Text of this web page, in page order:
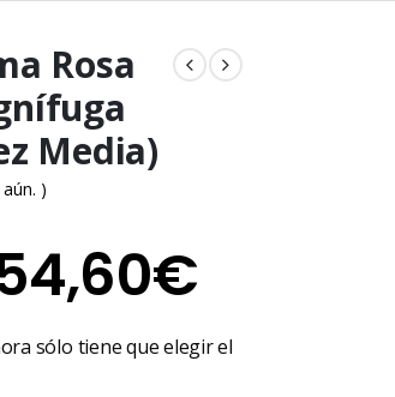
Rosa
Media)
)
€
de
sólo tiene que elegir el